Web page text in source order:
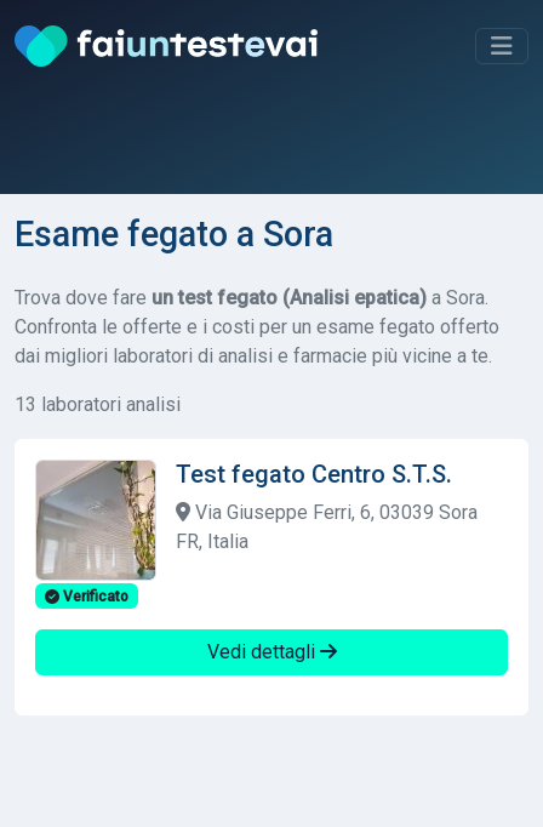
Esame fegato a Sora
Trova dove fare un test fegato (Analisi epatica) a Sora.
Confronta le offerte e i costi per un esame fegato offerto
dai migliori laboratori di analisi e farmacie più vicine a te.
13 laboratori analisi
Test fegato Centro S.T.S.
Via Giuseppe Ferri, 6, 03039 Sora
FR, Italia
Verificato
Vedi dettagli